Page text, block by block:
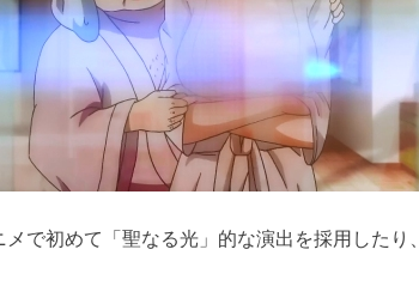
メで初めて「聖なる光」的な演出を採用したり、